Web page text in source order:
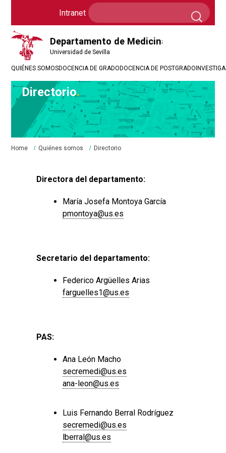
Intranet
Intranet Formulario
de
búsqueda
Search
QUIÉNES SOMOSDOCENCIA DE GRADODOCENCIA DE POSTGRADO
Directorio
Breadcrumbs
You
Home Quiénes somos Directorio
Directora del departamento:
María Josefa Montoya García
pmontoya@us.es
Secretario del departamento:
Federico Argüelles Arias
farguelles1@us.es
PAS:
Ana León Macho
secremedi@us.es
ana-leon@us.es
Luis Fernando Berral Rodríguez
secremedi@us.es
lberral@us.es